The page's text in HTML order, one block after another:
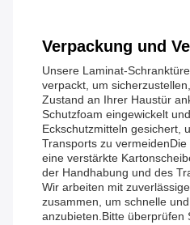
Verpackung und
Unsere Laminat-
verpackt, um
Zustand an Ihrer Haustür
Schutzfoam eingewickelt
Eckschutzmitteln gesichert,
Transports zu
eine verstärkte
der Handhabung und des
Wir arbeiten mit
zusammen, um schnelle
anzubieten.Bitte überprüfen